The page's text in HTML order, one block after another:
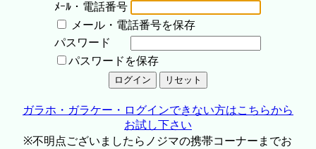
ﾒｰﾙ・電話番号
メール・電話番号を保存
パスワード
パスワードを保存
ガラホ・ガラケー・ログインできない方はこちらから
お試し下さい
※不明点ございましたらノジマの携帯コーナーまでお